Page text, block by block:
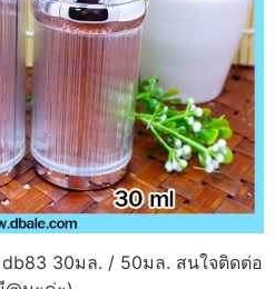
30มล. / 50มล. สนใจติดต่อ